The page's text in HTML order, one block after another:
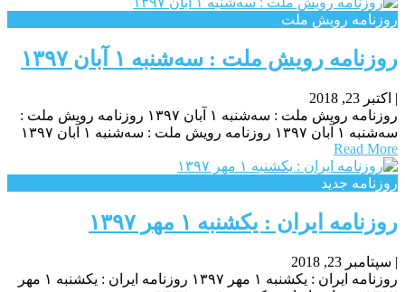
روزنامه رویش ملت
روزنامه رویش ملت : سه‌شنبه ۱ آبان ۱۳۹۷
| اکتبر 23, 2018
روزنامه رویش ملت : سه‌شنبه ۱ آبان ۱۳۹۷ روزنامه رویش ملت :
سه‌شنبه ۱ آبان ۱۳۹۷ روزنامه رویش ملت : سه‌شنبه ۱ آبان ۱۳۹۷
Read More
روزنامه جدید
روزنامه ایران : یکشنبه‌ ۱ مهر ۱۳۹۷
| سپتامبر 23, 2018
روزنامه ایران : یکشنبه‌ ۱ مهر ۱۳۹۷ روزنامه ایران : یکشنبه‌ ۱ مهر